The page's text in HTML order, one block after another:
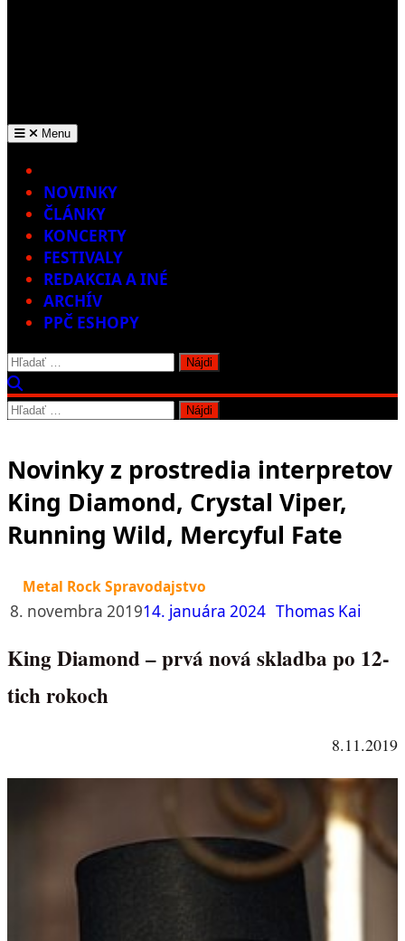
Menu
NOVINKY
ČLÁNKY
KONCERTY
FESTIVALY
REDAKCIA A INÉ
ARCHÍV
PPČ ESHOPY
Hľadať:
Hľadať:
Novinky z prostredia interpretov
King Diamond, Crystal Viper,
Running Wild, Mercyful Fate
Metal Rock Spravodajstvo
8. novembra 201914. januára 2024 Thomas Kai
King Diamond – prvá nová skladba po 12-
tich rokoch
8.11.2019